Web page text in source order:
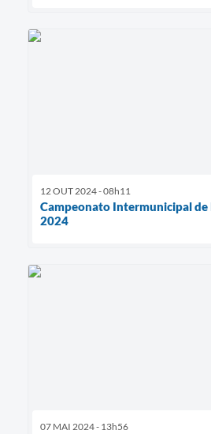
12 OUT 2024 - 08h11
Campeonato Intermunicipal de
2024
07 MAI 2024 - 13h56